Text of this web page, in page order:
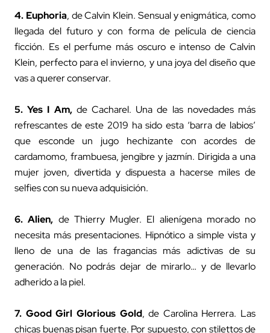
4. Euphoria, de Calvin Klein. Sensual y enigmática, como
llegada del futuro y con forma de película de ciencia
ficción. Es el perfume más oscuro e intenso de Calvin
Klein, perfecto para el invierno, y una joya del diseño que
vas a querer conservar.
5. Yes I Am,de Cacharel. Una de las novedades más
refrescantes de este 2019 ha sido esta ‘barra de labios’
que esconde un jugo hechizante con acordes de
cardamomo, frambuesa, jengibre y jazmín. Dirigida a una
mujer joven, divertida y dispuesta a hacerse miles de
selfies con su nueva adquisición.
6. Alien, de Thierry Mugler. El alienígena morado no
necesita más presentaciones. Hipnótico a simple vista y
lleno de una de las fragancias más adictivas de su
generación. No podrás dejar de mirarlo… y de llevarlo
adherido a la piel.
7. Good Girl Glorious Gold, de Carolina Herrera. Las
chicas buenas pisan fuerte. Por supuesto, con stilettos de